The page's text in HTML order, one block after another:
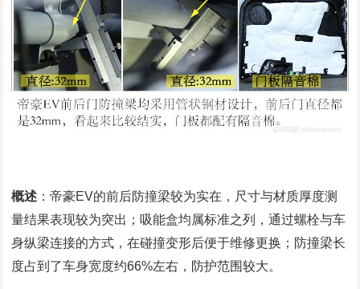
概述 ：帝豪EV的前后防撞梁较为实在，尺寸与材质厚度测
量结果表现较为突出；吸能盒均属标准之列，通过螺栓与车
身纵梁连接的方式，在碰撞变形后便于维修更换；防撞梁长
度占到了车身宽度约66%左右，防护范围较大。